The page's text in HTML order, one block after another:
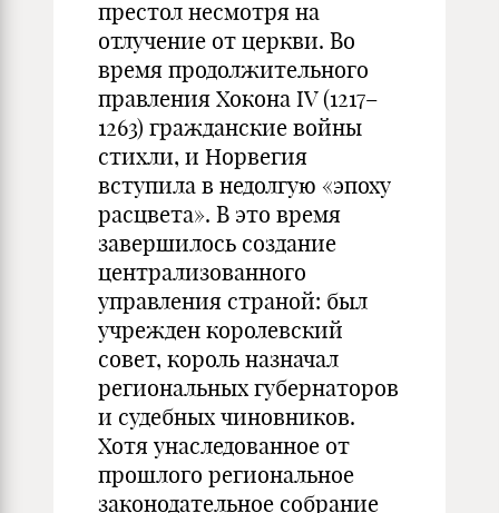
престол несмотря на
отлучение от церкви. Во
время продолжительного
правления Хокона IV (1217–
1263) гражданские войны
стихли, и Норвегия
вступила в недолгую «эпоху
расцвета». В это время
завершилось создание
централизованного
управления страной: был
учрежден королевский
совет, король назначал
региональных губернаторов
и судебных чиновников.
Хотя унаследованное от
прошлого региональное
законодательное собрание